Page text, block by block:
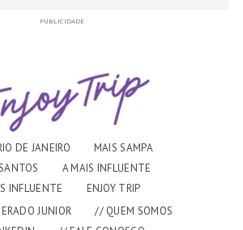
PUBLICIDADE
DE JANEIRO
MAIS SAMPA
A MAIS INFLUENTE
INFLUENTE
ENJOY TRIP
JUNIOR
// QUEM SOMOS